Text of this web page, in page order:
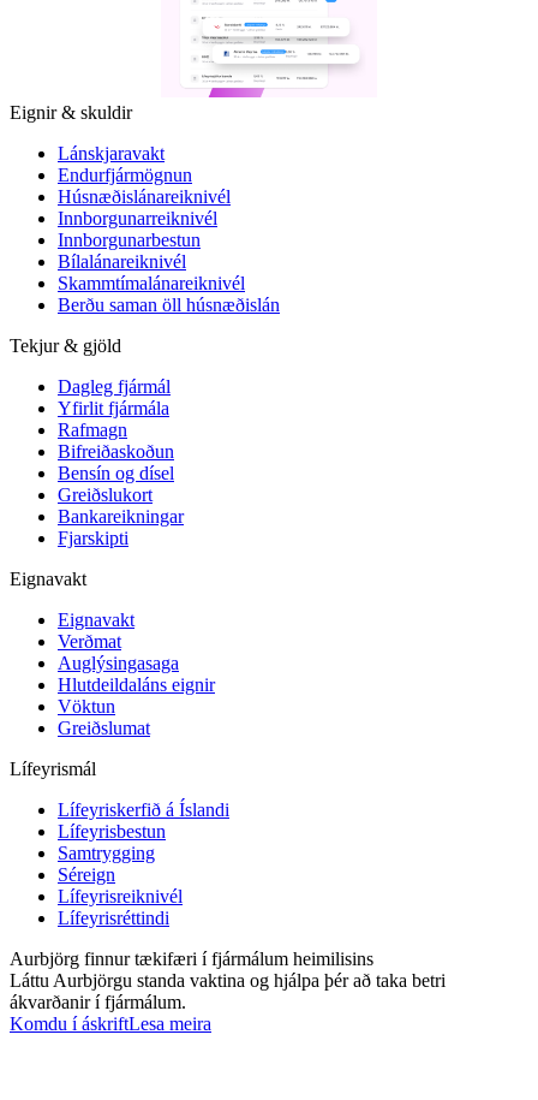
Eignir & skuldir
Lánskjaravakt
Endurfjármögnun
Húsnæðislánareiknivél
Innborgunarreiknivél
Innborgunarbestun
Bílalánareiknivél
Skammtímalánareiknivél
Berðu saman öll húsnæðislán
Tekjur & gjöld
Dagleg fjármál
Yfirlit fjármála
Rafmagn
Bifreiðaskoðun
Bensín og dísel
Greiðslukort
Bankareikningar
Fjarskipti
Eignavakt
Eignavakt
Verðmat
Auglýsingasaga
Hlutdeildaláns eignir
Vöktun
Greiðslumat
Lífeyrismál
Lífeyriskerfið á Íslandi
Lífeyrisbestun
Samtrygging
Séreign
Lífeyrisreiknivél
Lífeyrisréttindi
Aurbjörg finnur tækifæri í fjármálum heimilisins
Láttu Aurbjörgu standa vaktina og hjálpa þér að taka betri
ákvarðanir í fjármálum.
Komdu í áskriftLesa meira